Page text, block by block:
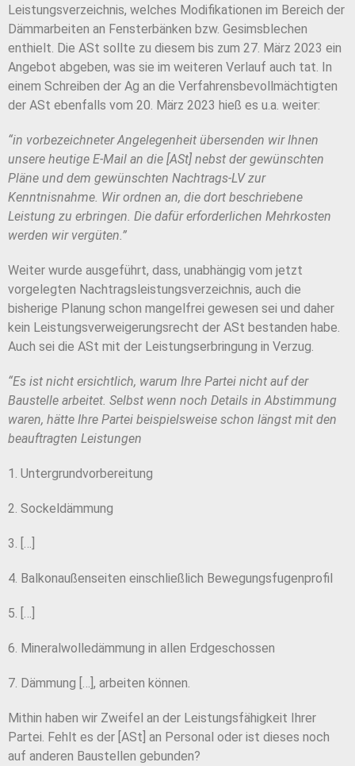
Leistungsverzeichnis, welches Modifikationen im Bereich der
Dämmarbeiten an Fensterbänken bzw. Gesimsblechen
enthielt. Die ASt sollte zu diesem bis zum 27. März 2023 ein
Angebot abgeben, was sie im weiteren Verlauf auch tat. In
einem Schreiben der Ag an die Verfahrensbevollmächtigten
der ASt ebenfalls vom 20. März 2023 hieß es u.a. weiter:
“in vorbezeichneter Angelegenheit übersenden wir Ihnen
unsere heutige E-Mail an die [ASt] nebst der gewünschten
Pläne und dem gewünschten Nachtrags-LV zur
Kenntnisnahme. Wir ordnen an, die dort beschriebene
Leistung zu erbringen. Die dafür erforderlichen Mehrkosten
werden wir vergüten.”
Weiter wurde ausgeführt, dass, unabhängig vom jetzt
vorgelegten Nachtragsleistungsverzeichnis, auch die
bisherige Planung schon mangelfrei gewesen sei und daher
kein Leistungsverweigerungsrecht der ASt bestanden habe.
Auch sei die ASt mit der Leistungserbringung in Verzug.
“Es ist nicht ersichtlich, warum Ihre Partei nicht auf der
Baustelle arbeitet. Selbst wenn noch Details in Abstimmung
waren, hätte Ihre Partei beispielsweise schon längst mit den
beauftragten Leistungen
1. Untergrundvorbereitung
2. Sockeldämmung
3. […]
4. Balkonaußenseiten einschließlich Bewegungsfugenprofil
5. […]
6. Mineralwolledämmung in allen Erdgeschossen
7. Dämmung […], arbeiten können.
Mithin haben wir Zweifel an der Leistungsfähigkeit Ihrer
Partei. Fehlt es der [ASt] an Personal oder ist dieses noch
auf anderen Baustellen gebunden?